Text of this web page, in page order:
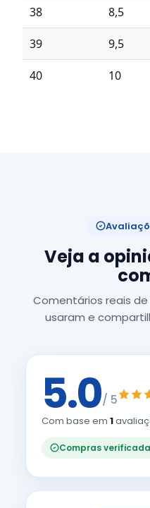
38 8,5
39 9,5
40 10
Veja a
Comentários reais
usaram e
5.0/ 5
Com base em 1
Compras